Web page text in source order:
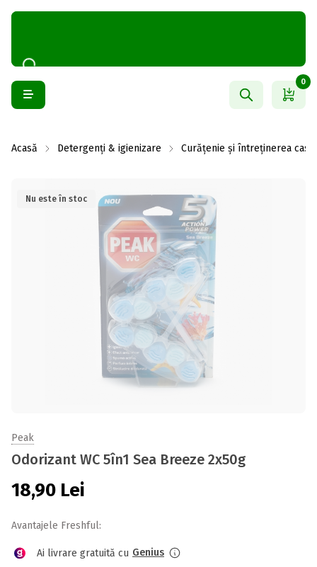
0
Acasă Detergenți & igienizare Curățenie și întreținerea casei
Nu este în stoc
Peak
Odorizant WC 5în1 Sea Breeze 2x50g
18,90 Lei
Avantajele Freshful:
Ai livrare gratuită cu Genius